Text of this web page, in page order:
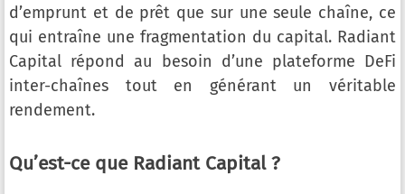
d’emprunt et de prêt que sur une seule chaîne, ce
qui entraîne une fragmentation du capital. Radiant
Capital répond au besoin d’une plateforme DeFi
inter-chaînes tout en générant un véritable
rendement.
Qu’est-ce que Radiant Capital ?